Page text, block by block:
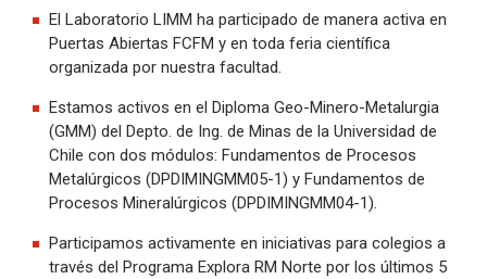
El Laboratorio LIMM ha participado de manera activa en
Puertas Abiertas FCFM y en toda feria científica
organizada por nuestra facultad.
Estamos activos en el Diploma Geo-Minero-Metalurgia
(GMM) del Depto. de Ing. de Minas de la Universidad de
Chile con dos módulos: Fundamentos de Procesos
Metalúrgicos (DPDIMINGMM05-1) y Fundamentos de
Procesos Mineralúrgicos (DPDIMINGMM04-1).
Participamos activamente en iniciativas para colegios a
través del Programa Explora RM Norte por los últimos 5